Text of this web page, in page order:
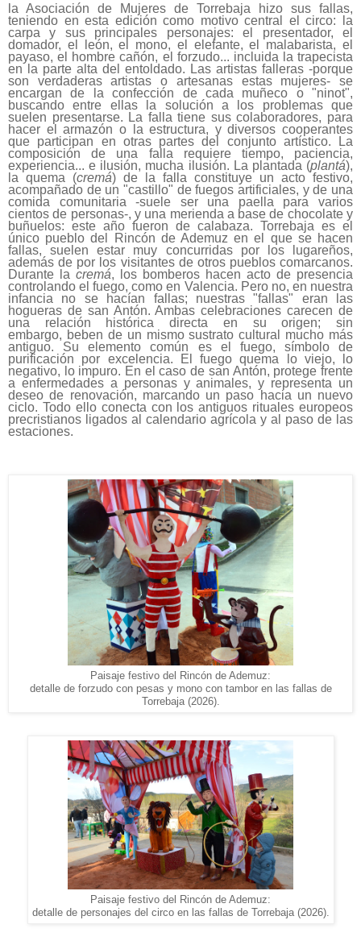
la Asociación de Mujeres de Torrebaja hizo sus fallas,
teniendo en esta edición como motivo central el circo: la
carpa y sus principales personajes: el presentador, el
domador, el león, el mono, el elefante, el malabarista, el
payaso, el hombre cañón, el forzudo... incluida la trapecista
en la parte alta del entoldado. Las artistas falleras -porque
son verdaderas artistas o artesanas estas mujeres- se
encargan de la confección de cada muñeco o "ninot",
buscando entre ellas la solución a los problemas que
suelen presentarse. La falla tiene sus colaboradores, para
hacer el armazón o la estructura, y diversos cooperantes
que participan en otras partes del conjunto artístico. La
composición de una falla requiere tiempo, paciencia,
experiencia... e ilusión, mucha ilusión. La plantada (plantá),
la quema (cremá) de la falla constituye un acto festivo,
acompañado de un "castillo" de fuegos artificiales, y de una
comida comunitaria -suele ser una paella para varios
cientos de personas-, y una merienda a base de chocolate y
buñuelos: este año fueron de calabaza. Torrebaja es el
único pueblo del Rincón de Ademuz en el que se hacen
fallas, suelen estar muy concurridas por los lugareños,
además de por los visitantes de otros pueblos comarcanos.
Durante la cremá, los bomberos hacen acto de presencia
controlando el fuego, como en Valencia. Pero no, en nuestra
infancia no se hacían fallas; nuestras "fallas" eran las
hogueras de san Antón. Ambas celebraciones carecen de
una relación histórica directa en su origen; sin
embargo, beben de un mismo sustrato cultural mucho más
antiguo. Su elemento común es el fuego, símbolo de
purificación por excelencia. El fuego quema lo viejo, lo
negativo, lo impuro. En el caso de san Antón, protege frente
a enfermedades a personas y animales, y representa un
deseo de renovación, marcando un paso hacia un nuevo
ciclo. Todo ello conecta con los antiguos rituales europeos
precristianos ligados al calendario agrícola y al paso de las
estaciones.
Paisaje festivo del Rincón de Ademuz:
detalle de forzudo con pesas y mono con tambor en las fallas de
Torrebaja (2026).
Paisaje festivo del Rincón de Ademuz:
detalle de personajes del circo en las fallas de Torrebaja (2026).